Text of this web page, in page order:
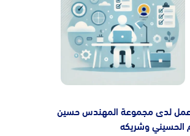
لدى مجموعة المهندس حسين
الحسيني وشريكه